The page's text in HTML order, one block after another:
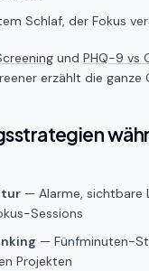
Schlaf, der Fokus
und PHQ-9 vs
erzählt die ganze
— Alarme, sichtbare
Sessions
— Fünfminuten-
Projekten